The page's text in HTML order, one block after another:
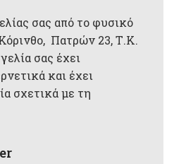
σας από το φυσικό
Πατρών 23, Τ.Κ.
σας έχει
και έχει
σχετικά με τη